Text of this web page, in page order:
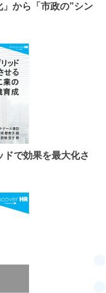
から「市政の”シン
で効果を最大化さ